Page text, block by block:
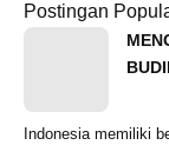
Postingan
Indonesia memiliki